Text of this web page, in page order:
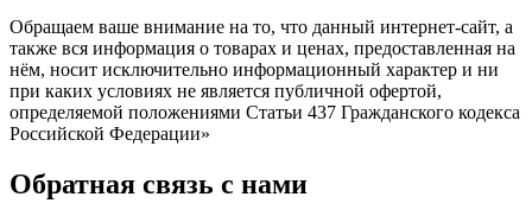
Обращаем ваше внимание на то, что данный интернет-сайт, а
также вся информация о товарах и ценах, предоставленная на
нём, носит исключительно информационный характер и ни
при каких условиях не является публичной офертой,
определяемой положениями Статьи 437 Гражданского кодекса
Российской Федерации»
Обратная связь с нами